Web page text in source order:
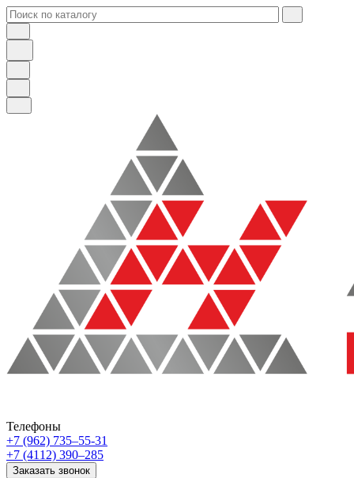
Телефоны
+7 (962) 735‒55-31
+7 (4112) 390‒285
Заказать звонок